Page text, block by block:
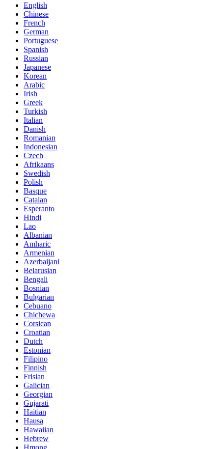
English
Chinese
French
German
Portuguese
Spanish
Russian
Japanese
Korean
Arabic
Irish
Greek
Turkish
Italian
Danish
Romanian
Indonesian
Czech
Afrikaans
Swedish
Polish
Basque
Catalan
Esperanto
Hindi
Lao
Albanian
Amharic
Armenian
Azerbaijani
Belarusian
Bengali
Bosnian
Bulgarian
Cebuano
Chichewa
Corsican
Croatian
Dutch
Estonian
Filipino
Finnish
Frisian
Galician
Georgian
Gujarati
Haitian
Hausa
Hawaiian
Hebrew
Hmong